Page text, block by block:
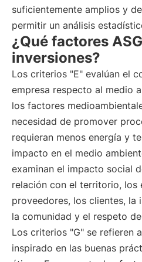
suficientemente amplios y
permitir un análisis
¿Qué factores
inversiones?
Los criterios "E" evalúan el
empresa respecto al medio
los factores
necesidad de promover
requieran menos energía y
impacto en el medio
examinan el impacto social
relación con el territorio, los
proveedores, los clientes, la
la comunidad y el respeto
Los criterios "G" se refieren
inspirado en las buenas